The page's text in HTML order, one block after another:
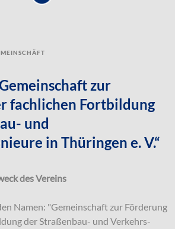
zur
fachlichen Fortbildung
und
in Thüringen e. V.“
des Vereins
Namen: "Gemeinschaft zur Förderung
der Straßenbau- und Verkehrs-